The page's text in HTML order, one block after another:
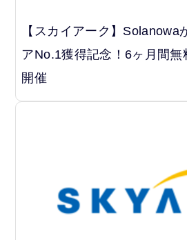
【スカイアーク】Solanowa
アNo.1獲得記念！6ヶ月間無
開催